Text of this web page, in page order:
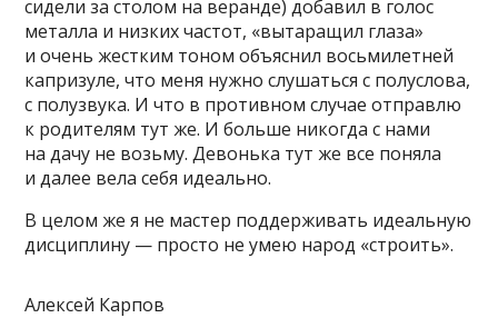
сидели за столом на веранде) добавил в голос
металла и низких частот, «вытаращил глаза»
и очень жестким тоном объяснил восьмилетней
капризуле, что меня нужно слушаться с полуслова,
с полузвука. И что в противном случае отправлю
к родителям тут же. И больше никогда с нами
на дачу не возьму. Девонька тут же все поняла
и далее вела себя идеально.
В целом же я не мастер поддерживать идеальную
дисциплину — просто не умею народ «строить».
Алексей Карпов